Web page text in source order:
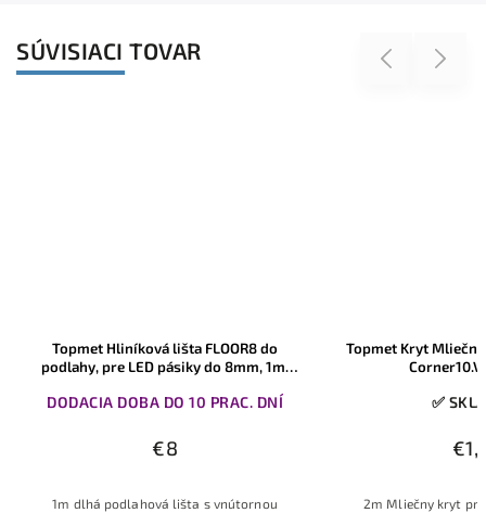
SÚVISIACI TOVAR Previous
Topmet Kryt Mliečny pre hliníkove lišty
Corner10.V2, 2m, 1ks
✅ SKLADOM
€1,60
2m Mliečny kryt pre hliníkové lišty od
MasterLED
sadrokartónu
✅
€9,80
2m dlhá
Next